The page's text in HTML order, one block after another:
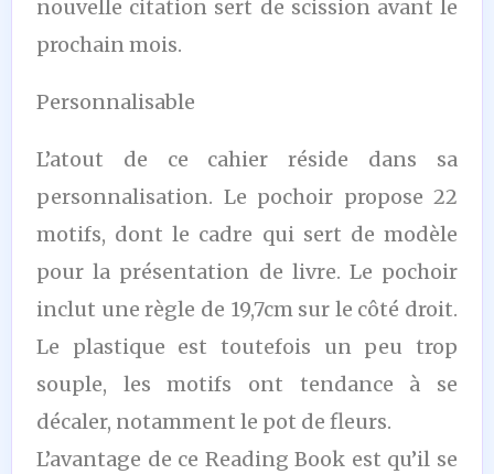
nouvelle citation sert de scission avant le
prochain mois.
Personnalisable
L’atout de ce cahier réside dans sa
personnalisation. Le pochoir propose 22
motifs, dont le cadre qui sert de modèle
pour la présentation de livre. Le pochoir
inclut une règle de 19,7cm sur le côté droit.
Le plastique est toutefois un peu trop
souple, les motifs ont tendance à se
décaler, notamment le pot de fleurs.
L’avantage de ce Reading Book est qu’il se